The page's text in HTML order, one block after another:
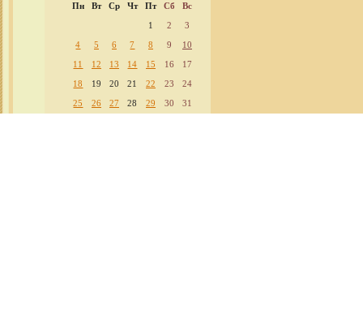
Пн
Вт Ср Чт Пт Сб
Вс
1
2
3
4
5 6 7 8 9
10
11
12 13 14 15 16
17
18
19 20 21 22 23
24
25
26 27 28 29 30 31